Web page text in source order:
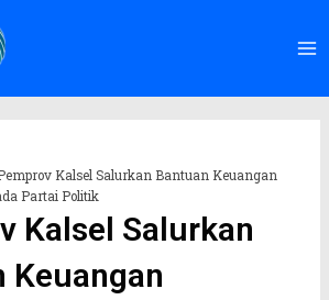
Kalsel Salurkan Bantuan Keuangan
Partai Politik
Kalsel Salurkan
Keuangan